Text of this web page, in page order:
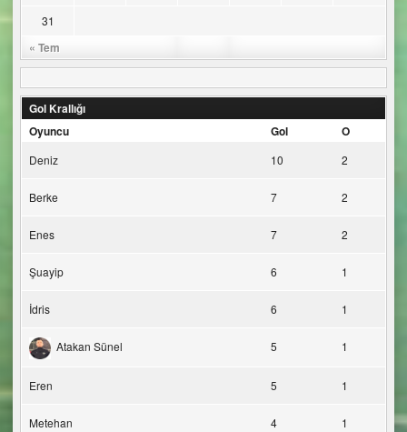
« Tem
31
Gol Krallığı
Oyuncu
Gol O
Deniz 10 2
Berke 7 2
Enes 7 2
Şuayip 6 1
İdris 6 1
Atakan Sünel 5 1
Eren 5 1
Metehan 4 1